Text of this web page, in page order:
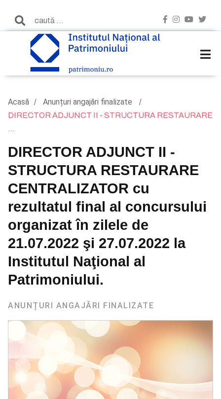
Acasă Anunțuri angajări finalizate
DIRECTOR ADJUNCT II - STRUCTURA RESTAURARE
...
DIRECTOR ADJUNCT II -
STRUCTURA RESTAURARE
CENTRALIZATOR cu
rezultatul final al concursului
organizat în zilele de
21.07.2022 şi 27.07.2022 la
Institutul Naţional al
Patrimoniului.
ANUNȚURI ANGAJĂRI FINALIZATE